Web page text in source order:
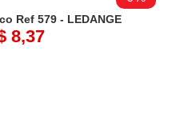
Ref 579 - LEDANGE
8,37